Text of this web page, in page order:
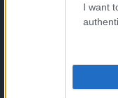
I want